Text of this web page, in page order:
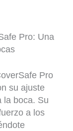
Pro: Una
Pro
su ajuste
la boca. Su
a los